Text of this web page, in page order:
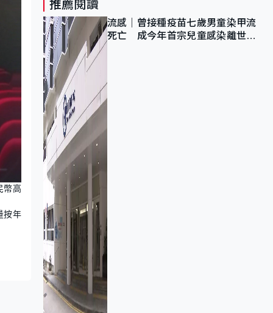
幣高
按年
推薦閱讀
流感｜曾接種疫苗七歲男童染甲流
死亡 成今年首宗兒童感染離世個